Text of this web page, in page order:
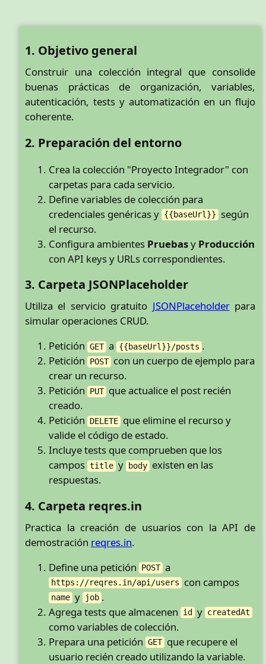
1. Objetivo general
Construir una colección integral que consolide
buenas prácticas de organización, variables,
autenticación, tests y automatización en un flujo
coherente.
2. Preparación del entorno
Crea la colección "Proyecto Integrador" con
carpetas para cada servicio.
Define variables de colección para
credenciales genéricas y {{baseUrl}}
según
el recurso.
Configura ambientes Pruebasy Producción
con API keys y URLs correspondientes.
3. Carpeta JSONPlaceholder
Utiliza el servicio gratuito JSONPlaceholderpara
simular operaciones CRUD.
Petición GET a {{baseUrl}}/posts .
Petición
POST con un cuerpo de ejemplo para
crear un recurso.
Petición
PUT que actualice el post recién
creado.
Petición
DELETE que elimine el recurso y
valide el código de estado.
Incluye tests que comprueben que los
campos title y body existen en las
respuestas.
4. Carpeta reqres.in
Practica la creación de usuarios con la API de
demostración reqres.in.
Define una petición
POST a
https://reqres.in/api/users con campos
name y job .
Agrega tests que almacenen
id y createdAt
como variables de colección.
Prepara una petición GET que recupere el
usuario recién creado utilizando la variable.